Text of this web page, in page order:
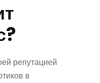
репутацией
в